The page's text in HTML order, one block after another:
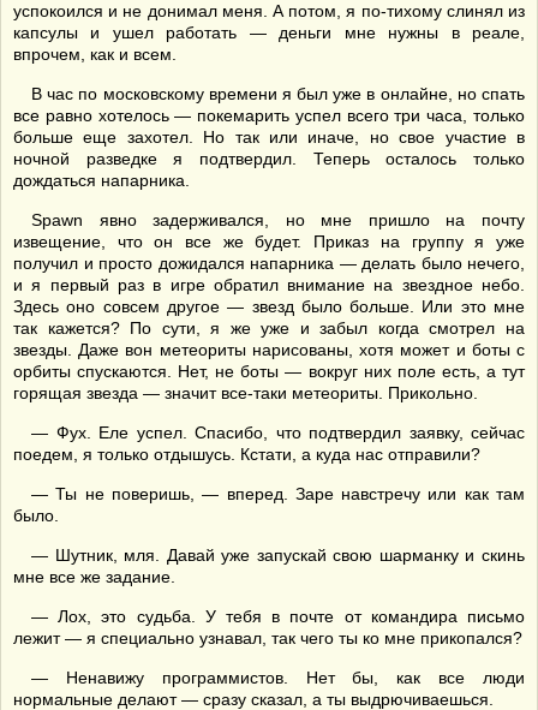
успокоился и не донимал меня. А потом, я по-тихому слинял из
капсулы и ушел работать — деньги мне нужны в реале,
впрочем, как и всем.
В час по московскому времени я был уже в онлайне, но спать
все равно хотелось — покемарить успел всего три часа, только
больше еще захотел. Но так или иначе, но свое участие в
ночной разведке я подтвердил. Теперь осталось только
дождаться напарника.
Spawn явно задерживался, но мне пришло на почту
извещение, что он все же будет. Приказ на группу я уже
получил и просто дожидался напарника — делать было нечего,
и я первый раз в игре обратил внимание на звездное небо.
Здесь оно совсем другое — звезд было больше. Или это мне
так кажется? По сути, я же уже и забыл когда смотрел на
звезды. Даже вон метеориты нарисованы, хотя может и боты с
орбиты спускаются. Нет, не боты — вокруг них поле есть, а тут
горящая звезда — значит все-таки метеориты. Прикольно.
— Фух. Еле успел. Спасибо, что подтвердил заявку, сейчас
поедем, я только отдышусь. Кстати, а куда нас отправили?
— Ты не поверишь, — вперед. Заре навстречу или как там
было.
— Шутник, мля. Давай уже запускай свою шарманку и скинь
мне все же задание.
— Лох, это судьба. У тебя в почте от командира письмо
лежит — я специально узнавал, так чего ты ко мне прикопался?
— Ненавижу программистов. Нет бы, как все люди
нормальные делают — сразу сказал, а ты выдрючиваешься.